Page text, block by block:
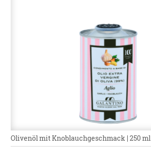
Olivenöl mit Knoblauchgeschmack | 250 ml